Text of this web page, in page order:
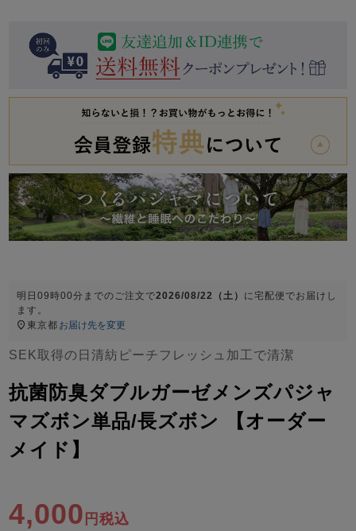
春 夏 秋
ボーイズパジャマ
売れ筋ランキング
- Item Ranking -
すべての季節のパジャマ一覧はこちら
すべての生地一覧はこちら
作務衣
羽織・バスロ
ーブ
ズボン単品
ズ
パジャマ
ガールズ前開
ガールズかぶ
ボーイズ長袖
明日09時00分 までのご注文で2026/08/22（土） に宅配便 でお届けし
ます。
東京都 お届け先を変更
SEK取得の日清紡ピーチフレッシュ加工で清潔
抗菌防臭ダブルガーゼメンズパジャ
マズボン単品/長ズボン 【オーダー
メイド】
4,000 税込